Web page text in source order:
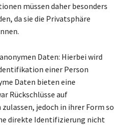
müssen daher besonders
da sie die Privatsphäre
Daten: Hierbei wird
einer Person
Daten bieten eine
Rückschlüsse auf
jedoch in ihrer Form so
direkte Identifizierung nicht